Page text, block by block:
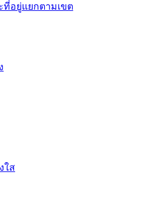
ที่อยู่แยกตามเขต
ใส